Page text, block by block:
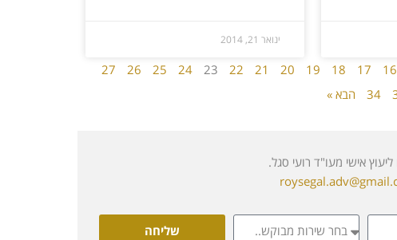
ינואר 21, 2014
16
17
18
19
20
21
22
23
24
25
26
27
34 הבא »
אישי מעו"ד רועי סגל.
שליחה